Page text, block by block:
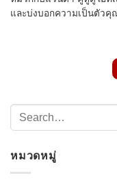
และบ่งบอกความเป็นตัวคุ
หมวดหมู่